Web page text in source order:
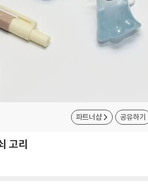
파트너샵 공유하기
고리